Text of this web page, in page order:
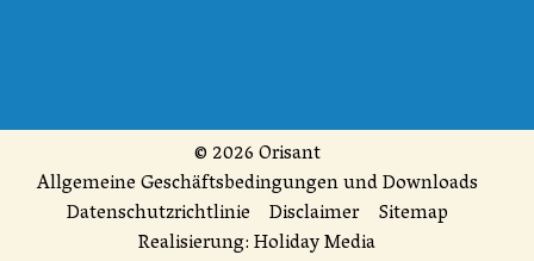
© 2026 Orisant
Allgemeine Geschäftsbedingungen und Downloads
Datenschutzrichtlinie Disclaimer Sitemap
Realisierung: Holiday Media